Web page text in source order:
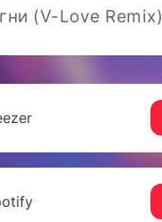
(V-Love Remix)